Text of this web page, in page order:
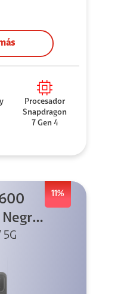
Procesador
Snapdragon
7 Gen 4
11%
Negro
2
5G